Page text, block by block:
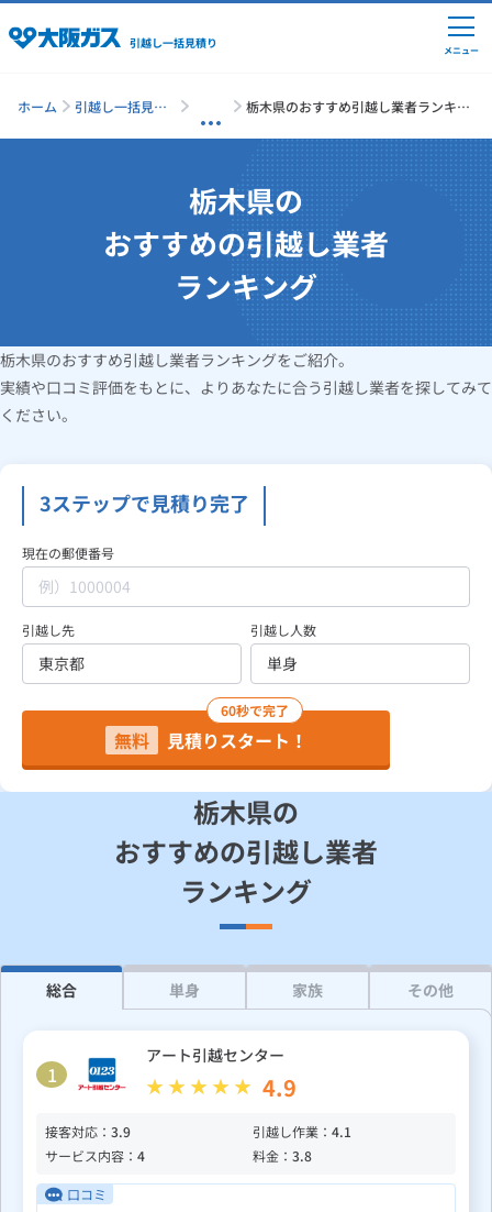
引越し一括見積り
引越し費用の相場
引越し業者ランキング
引越し見積りシミュレーション
Daigasコラム
業務用・産業用のお客さま
プライバシーポリシー
メニュー
ホーム
引越し一括見積
栃木県のおすすめ引越し業者ランキン
栃木県の
おすすめの引越し業者
ランキング
栃木県のおすすめ引越し業者ランキングをご紹介。
実績や口コミ評価をもとに、よりあなたに合う引越し業者を探してみて
ください。
3ステップで見積り完了
現在の郵便番号
引越し先 引越し人数
60秒で完了
無料 見積りスタート！
栃木県の
おすすめの引越し業者
ランキング
総合 単身 家族 その他
1
アート引越センター
4.9
接客対応： 3.9 引越し作業： 4.1
サービス内容： 4 料金： 3.8
口コミ